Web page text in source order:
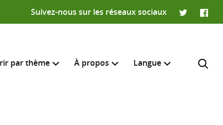
Suivez-nous sur les réseaux sociaux
Twitter
par thème À propos Langue